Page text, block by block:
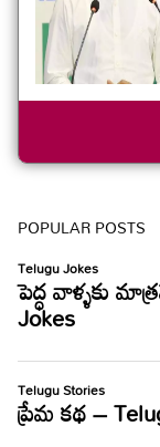
POPULAR POSTS